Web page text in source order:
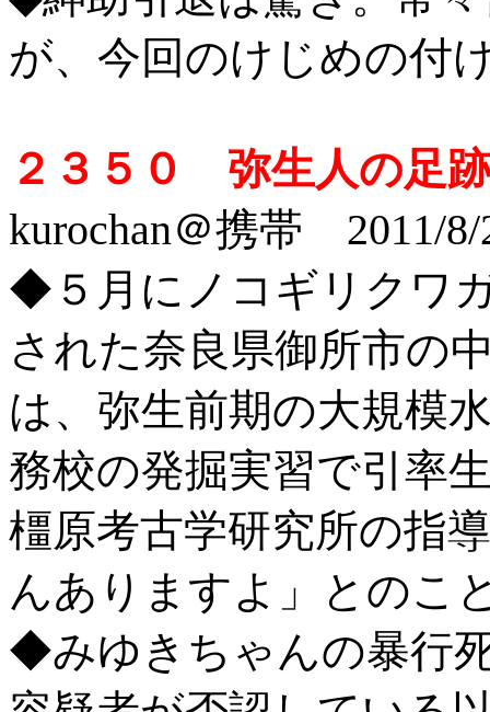
が、今回のけじめの付
２３５０ 弥生人の
kurochan＠携帯 2011/8/
◆５月にノコギリクワ
された奈良県御所市の
は、弥生前期の大規模
務校の発掘実習で引率
橿原考古学研究所の指
んありますよ」とのこ
◆みゆきちゃんの暴行